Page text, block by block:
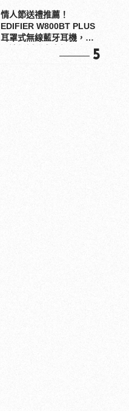
情人節送禮推薦！
EDIFIER W800BT PLUS
耳罩式無線藍牙耳機，在
5